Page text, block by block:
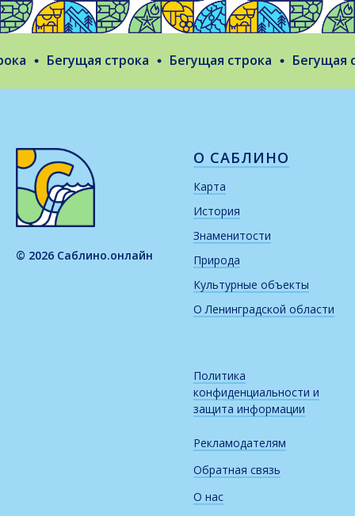
Бегущая строка Бегущая строка Бегущая
© 2026 Саблино.онлайн
О САБЛИНО
Карта
История
Знаменитости
Природа
Культурные объекты
О Ленинградской области
Политика
конфиденциальности и
защита информации
Рекламодателям
Обратная связь
О нас